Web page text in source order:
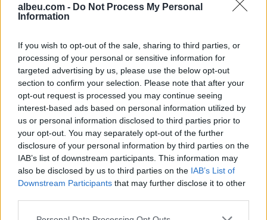
albeu.com - Do Not Process My Personal
Information
If you wish to opt-out of the sale, sharing to third parties, or
processing of your personal or sensitive information for
targeted advertising by us, please use the below opt-out
section to confirm your selection. Please note that after your
opt-out request is processed you may continue seeing
interest-based ads based on personal information utilized by
us or personal information disclosed to third parties prior to
your opt-out. You may separately opt-out of the further
disclosure of your personal information by third parties on the
IAB’s list of downstream participants. This information may
also be disclosed by us to third parties on the IAB’s List of
Downstream Participants that may further disclose it to other
Hormuzit çojnë lart çmimet e
naftës